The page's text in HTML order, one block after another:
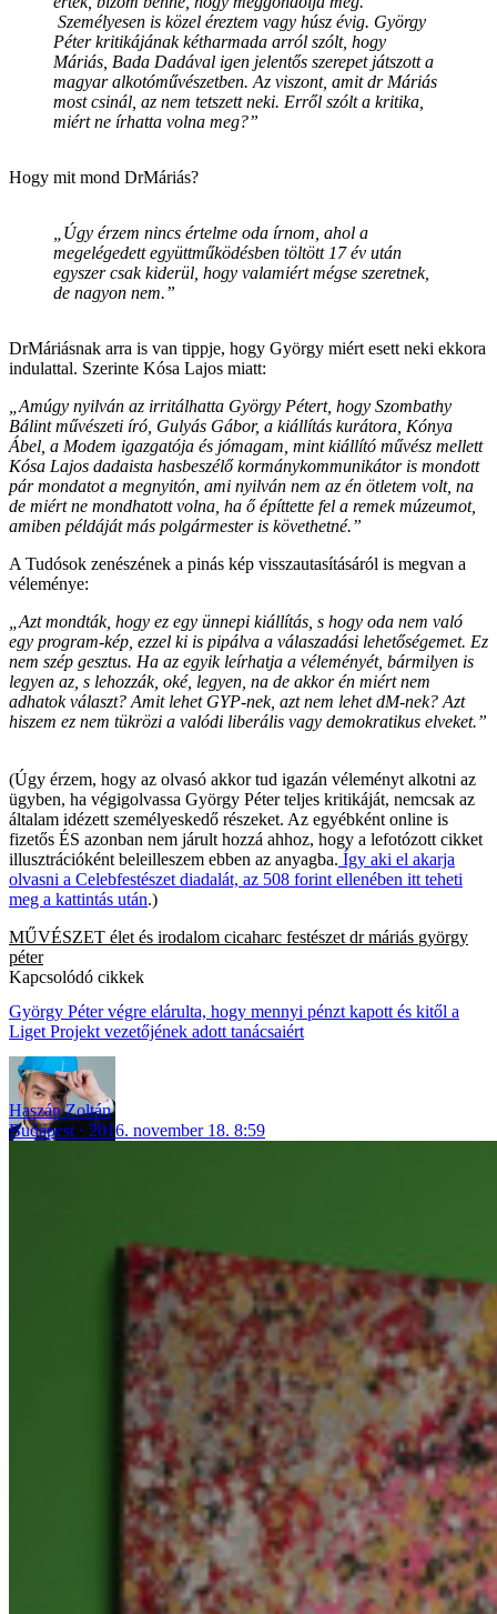
Személyesen is közel éreztem vagy húsz évig. György
Péter kritikájának kétharmada arról szólt, hogy
Máriás, Bada Dadával igen jelentős szerepet játszott a
magyar alkotóművészetben. Az viszont, amit dr Máriás
most csinál, az nem tetszett neki. Erről szólt a kritika,
miért ne írhatta volna meg?”
Hogy mit mond DrMáriás?
„Úgy érzem nincs értelme oda írnom, ahol a
megelégedett együttműködésben töltött 17 év után
egyszer csak kiderül, hogy valamiért mégse szeretnek,
de nagyon nem.”
DrMáriásnak arra is van tippje, hogy György miért esett neki ekkora
indulattal. Szerinte Kósa Lajos miatt:
„Amúgy nyilván az irritálhatta György Pétert, hogy Szombathy
Bálint művészeti író, Gulyás Gábor, a kiállítás kurátora, Kónya
Ábel, a Modem igazgatója és jómagam, mint kiállító művész mellett
Kósa Lajos dadaista hasbeszélő kormánykommunikátor is mondott
pár mondatot a megnyitón, ami nyilván nem az én ötletem volt, na
de miért ne mondhatott volna, ha ő építtette fel a remek múzeumot,
amiben példáját más polgármester is követhetné.”
A Tudósok zenészének a pinás kép visszautasításáról is megvan a
véleménye:
„Azt mondták, hogy ez egy ünnepi kiállítás, s hogy oda nem való
egy program-kép, ezzel ki is pipálva a válaszadási lehetőségemet. Ez
nem szép gesztus. Ha az egyik leírhatja a véleményét, bármilyen is
legyen az, s lehozzák, oké, legyen, na de akkor én miért nem
adhatok választ? Amit lehet GYP-nek, azt nem lehet dM-nek? Azt
hiszem ez nem tükrözi a valódi liberális vagy demokratikus elveket.”
(Úgy érzem, hogy az olvasó akkor tud igazán véleményt alkotni az
ügyben, ha végigolvassa György Péter teljes kritikáját, nemcsak az
általam idézett személyeskedő részeket. Az egyébként online is
fizetős ÉS azonban nem járult hozzá ahhoz, hogy a lefotózott cikket
illusztrációként beleilleszem ebben az anyagba. Így aki el akarja
olvasni a Celebfestészet diadalát, az 508 forint ellenében itt teheti
meg a kattintás után.)
MŰVÉSZET élet és irodalom cicaharc festészet dr máriás györgy
péter
Kapcsolódó cikkek
György Péter végre elárulta, hogy mennyi pénzt kapott és kitől a
Liget Projekt vezetőjének adott tanácsaiért
Haszán Zoltán
Budapest
2016. november 18. 8:59